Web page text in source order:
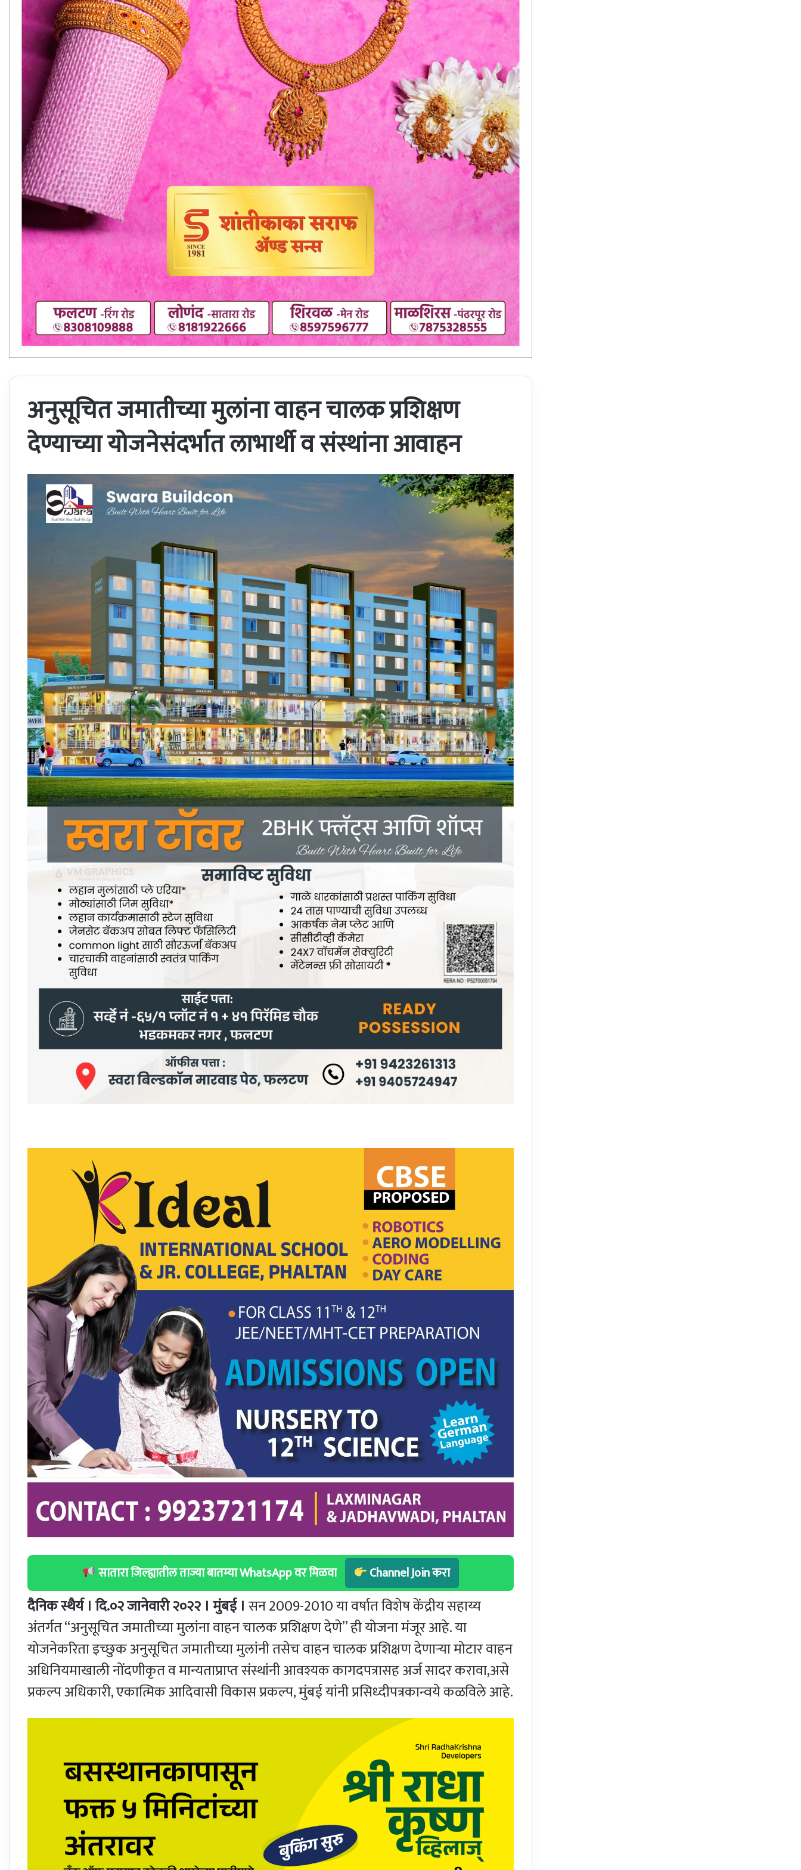
अनुसूचित जमातीच्या मुलांना वाहन चालक प्रशिक्षण
देण्याच्या योजनेसंदर्भात लाभार्थी व संस्थांना आवाहन
सातारा जिल्ह्यातील ताज्या बातम्या WhatsApp वर मिळवा Channel Join करा
दैनिक स्थैर्य । दि.०२ जानेवारी २०२२ । मुंबई । सन 2009-2010 या वर्षात विशेष केंद्रीय सहाय्य
अंतर्गत “अनुसूचित जमातीच्या मुलांना वाहन चालक प्रशिक्षण देणे” ही योजना मंजूर आहे. या
योजनेकरिता इच्छुक अनुसूचित जमातीच्या मुलांनी तसेच वाहन चालक प्रशिक्षण देणाऱ्या मोटार वाहन
अधिनियमाखाली नोंदणीकृत व मान्यताप्राप्त संस्थांनी आवश्यक कागदपत्रासह अर्ज सादर करावा,असे
प्रकल्प अधिकारी, एकात्मिक आदिवासी विकास प्रकल्प, मुंबई यांनी प्रसिध्दीपत्रकान्वये कळविले आहे.